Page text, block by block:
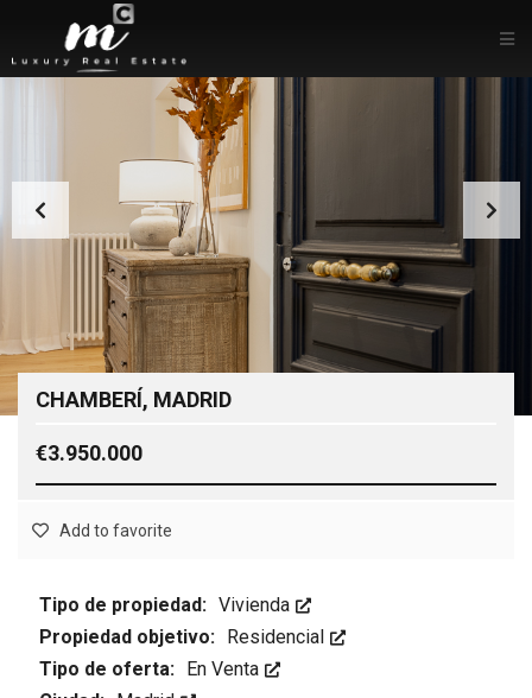
CHAMBERÍ, MADRID
€3.950.000
Add to favorite
Tipo de propiedad: Vivienda
Propiedad objetivo: Residencial
Tipo de oferta: En Venta